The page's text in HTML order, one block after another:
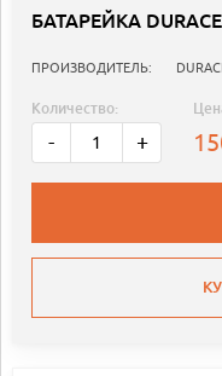
БАТАРЕЙКА
ПРОИЗВОДИТЕЛЬ:
Количество:
- +